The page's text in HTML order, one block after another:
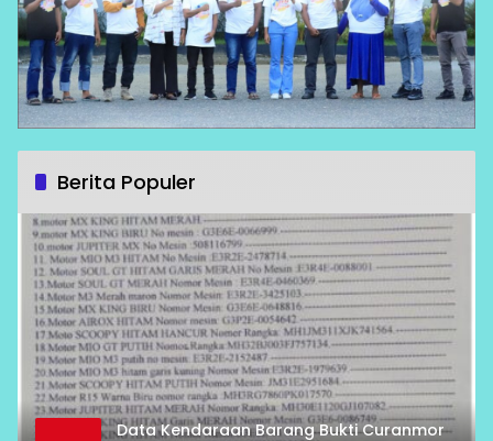
Berita Populer
Data Kendaraan Barang Bukti Curanmor